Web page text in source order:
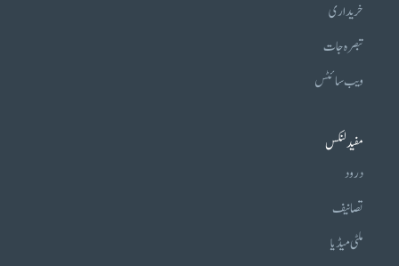
خریداری
تبصرہ جات
ویب سائٹس
مفید لنکس
درود
تصانیف
ملٹی میڈیا